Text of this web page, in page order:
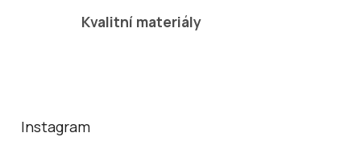
Kvalitní materiály
Instagram